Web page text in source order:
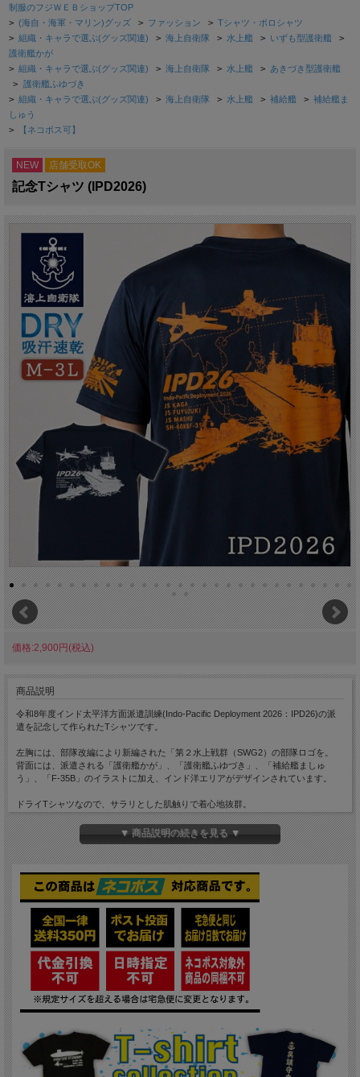
制服のフジＷＥＢショップTOP
> (海自・海軍・マリン)グッズ > ファッション > Tシャツ・ポロシャツ
> 組織・キャラで選ぶ(グッズ関連) > 海上自衛隊 > 水上艦 > いずも型護衛艦 >
護衛艦かが
> 組織・キャラで選ぶ(グッズ関連) > 海上自衛隊 > 水上艦 > あきづき型護衛艦
> 護衛艦ふゆづき
> 組織・キャラで選ぶ(グッズ関連) > 海上自衛隊 > 水上艦 > 補給艦 > 補給艦ま
しゅう
> 【ネコポス可】
NEW 店舗受取OK
記念Tシャツ (IPD2026)
価格:2,900円(税込)
商品説明
令和8年度インド太平洋方面派遣訓練(Indo-Pacific Deployment 2026：IPD26)の派
遣を記念して作られたTシャツです。
左胸には、部隊改編により新編された「第２水上戦群（SWG2）の部隊ロゴを。
背面には、派遣される「護衛艦かが」、「護衛艦ふゆづき」、「補給艦ましゅ
う」、「F-35B」のイラストに加え、インド洋エリアがデザインされています。
ドライTシャツなので、サラリとした肌触りで着心地抜群。
吸汗速乾で機能性に優れているので、汗をかいてもべたつかないのも魅力です。
●カラー：ネイビー×オレンジ・グレー
●サイズ(ｃｍ)
M：胸囲100・着丈68・肩幅46
L：胸囲106・着丈71・肩幅48
LL：胸囲112・着丈74・肩幅50
3L：胸囲120・着丈77・肩幅53
-------------------------
▼ 商品説明の続きを見る ▼